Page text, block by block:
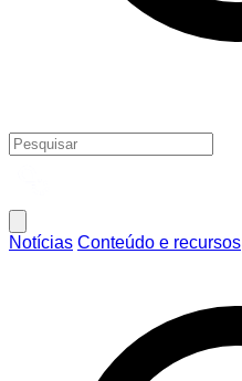
Notícias Conteúdo e recursos